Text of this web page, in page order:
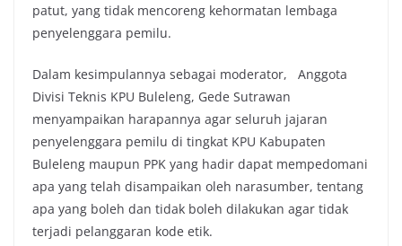
patut, yang tidak mencoreng kehormatan lembaga
penyelenggara pemilu.
Dalam kesimpulannya sebagai moderator, Anggota
Divisi Teknis KPU Buleleng, Gede Sutrawan
menyampaikan harapannya agar seluruh jajaran
penyelenggara pemilu di tingkat KPU Kabupaten
Buleleng maupun PPK yang hadir dapat mempedomani
apa yang telah disampaikan oleh narasumber, tentang
apa yang boleh dan tidak boleh dilakukan agar tidak
terjadi pelanggaran kode etik.